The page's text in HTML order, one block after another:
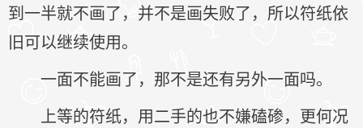
到一半就不画了，并不是画失败了，所以符纸依
旧可以继续使用。
一面不能画了，那不是还有另外一面吗。
上等的符纸，用二手的也不嫌磕碜，更何况